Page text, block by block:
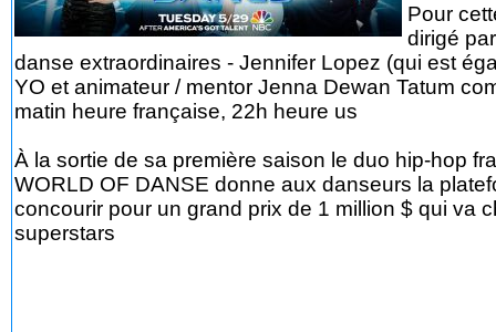
Pour
dirigé
danse extraordinaires - Jennifer Lopez (qui est
YO et animateur / mentor Jenna Dewan Tatum
matin heure française, 22h heure us
À la sortie de sa première saison le duo hip-hop
WORLD OF DANSE donne aux danseurs la
concourir pour un grand prix de 1 million $ qui va
superstars